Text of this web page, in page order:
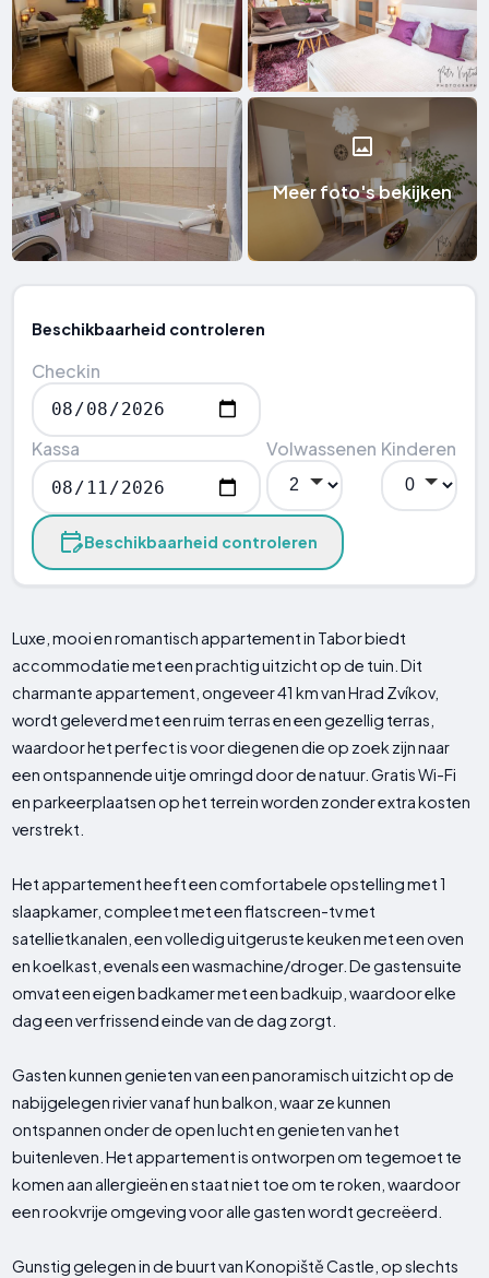
Meer foto's bekijken
Beschikbaarheid controleren
Checkin
Kassa Volwassenen Kinderen
Beschikbaarheid controleren
Luxe, mooi en romantisch appartement in Tabor biedt
accommodatie met een prachtig uitzicht op de tuin. Dit
charmante appartement, ongeveer 41 km van Hrad Zvíkov,
wordt geleverd met een ruim terras en een gezellig terras,
waardoor het perfect is voor diegenen die op zoek zijn naar
een ontspannende uitje omringd door de natuur. Gratis Wi-Fi
en parkeerplaatsen op het terrein worden zonder extra kosten
verstrekt.
Het appartement heeft een comfortabele opstelling met 1
slaapkamer, compleet met een flatscreen-tv met
satellietkanalen, een volledig uitgeruste keuken met een oven
en koelkast, evenals een wasmachine/droger. De gastensuite
omvat een eigen badkamer met een badkuip, waardoor elke
dag een verfrissend einde van de dag zorgt.
Gasten kunnen genieten van een panoramisch uitzicht op de
nabijgelegen rivier vanaf hun balkon, waar ze kunnen
ontspannen onder de open lucht en genieten van het
buitenleven. Het appartement is ontworpen om tegemoet te
komen aan allergieën en staat niet toe om te roken, waardoor
een rookvrije omgeving voor alle gasten wordt gecreëerd.
Gunstig gelegen in de buurt van Konopiště Castle, op slechts